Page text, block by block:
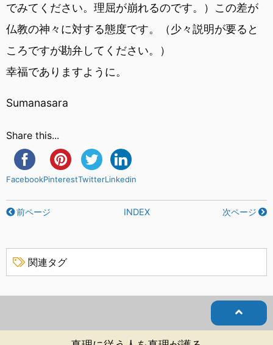
でみてください。理屈が崩れるのです。）この差が
仏教の神々に対する態度です。（少々説明が要ると
ころですが勘弁してください。）
幸福でありますように。
Sumanasara
Share this...
FacebookPinterestTwitterLinkedin
前ページ INDEX 次ページ
関連タグ